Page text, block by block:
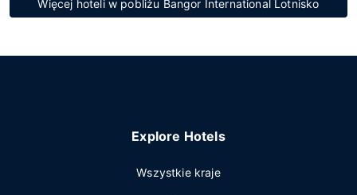
Więcej hoteli w pobliżu Bangor International Lotnisko
Explore Hotels
Wszystkie kraje